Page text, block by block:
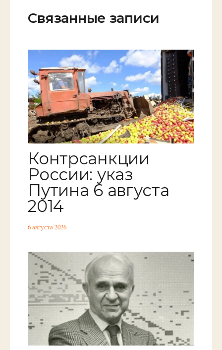
Связанные записи
Контрсанкции
России: указ
Путина 6 августа
2014
6 августа 2026